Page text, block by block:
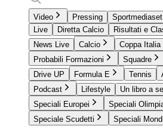
Video Pressing
Live
Diretta Calcio
Risultati e
News Live
Calcio Coppa Italia
Probabili Formazioni
Squadre
Drive UP
Formula E Tennis
Podcast
Lifestyle
Un libro a
Speciali Europei
Speciali
Speciale Scudetti
Speciali